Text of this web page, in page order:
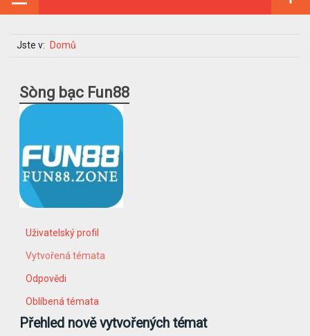
Jste v: Domů
Sòng bạc Fun88
Uživatelský profil
Vytvořená témata
Odpovědi
Oblíbená témata
Přehled nově vytvořených témat